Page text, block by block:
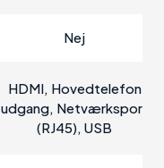
Nej
HDMI, Hovedtelefon
udgang, Netværksport
(RJ45), USB